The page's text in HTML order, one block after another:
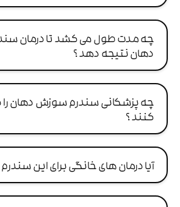
چه مدت طول می کشد تا درمان
دهان نتیجه دهد ؟
چه پزشکانی سندرم سوزش دهان را
کنند ؟
آیا درمان های خانگی برای این